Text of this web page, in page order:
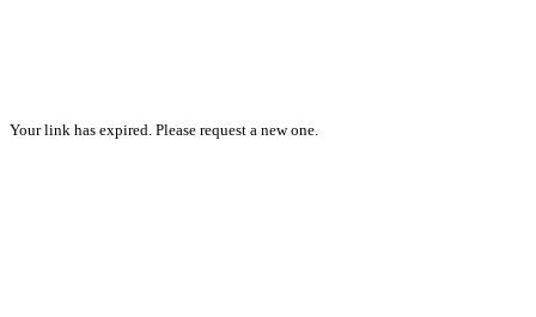
Your link has expired. Please request a new one.